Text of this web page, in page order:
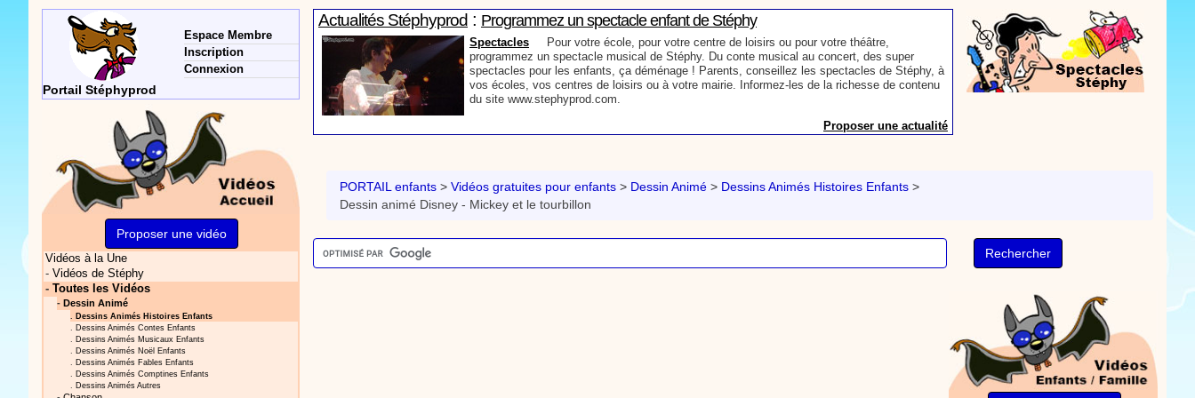
Actualités Stéphyprod : Programmez un spectacle enfant de Stéphy
Spectacles Pour votre école, pour votre centre de loisirs ou pour votre théâtre,
programmez un spectacle musical de Stéphy. Du conte musical au concert, des super
spectacles pour les enfants, ça déménage ! Parents, conseillez les spectacles de Stéphy, à
vos écoles, vos centres de loisirs ou à votre mairie. Informez-les de la richesse de contenu
du site www.stephyprod.com.
Proposer une actualité
histoires à vos enfants, pour les fêtes d’anniversaires, ou pour toute autre animation.
Laissez-vous emporter par la magie des contes, des expressions et des mots pour un
voyage dans l’imaginaire en compagnie de Stéphy.
Vidéos Stéphyprod:Chanson La brosse à dents, dessin animé musical
PORTAIL enfants > Vidéos gratuites pour enfants > Dessin Animé > Dessins Animés Histoires Enfants >
Dessin animé Disney - Mickey et le tourbillon
Portail Stéphyprod
Espace Membre
Inscription
Connexion
Proposer une vidéo
Vidéos à la Une
- Vidéos de Stéphy
- Toutes les Vidéos
- Dessin Animé
. Dessins Animés Histoires Enfants
. Dessins Animés Contes Enfants
. Dessins Animés Musicaux Enfants
. Dessins Animés Noël Enfants
. Dessins Animés Fables Enfants
. Dessins Animés Comptines Enfants
. Dessins Animés Autres